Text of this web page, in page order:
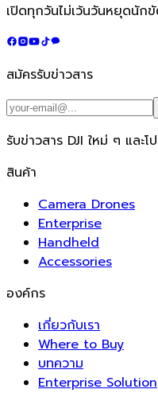
เปิดทุกวันไม่เว้นวันหยุดนั
สมัครรับข่าวสาร
รับข่าวสาร DJI ใหม่ ๆ และ
สินค้า
Camera Drones
Enterprise
Handheld
Accessories
องค์กร
เกี่ยวกับเรา
Where to Buy
บทความ
Enterprise Solution